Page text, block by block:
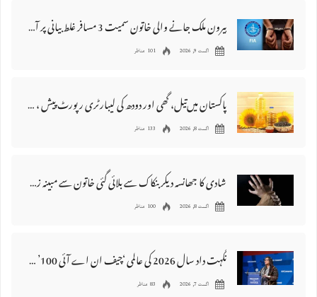
بیرون ملک جانے والی خاتون سمیت 3 مسافر غلط بیانی پر آف لوڈ کر دئیے گئے
اگست 9, 2026 101 مناظر
پاکستان میں‌تیل، گھی اور دودھ کی لیبارٹری رپورٹ پیش ، 176 نمونے غیر معیاری قرار
اگست 8, 2026 133 مناظر
شادی کا جھانسہ دیکر بنکاک سے بلائی گئی خاتون سے مبینہ زیادتی، ملزم گرفتار
اگست 8, 2026 100 مناظر
نگہت داد سال 2026 کی عالمی ‘چیف ان اے آئی 100’ فہرست میں شامل
اگست 7, 2026 83 مناظر